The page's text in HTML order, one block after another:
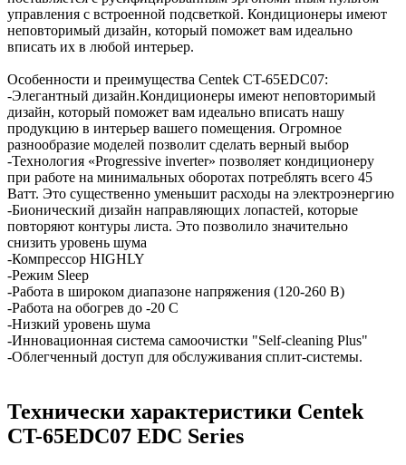
управления с встроенной подсветкой. Кондиционеры имеют
неповторимый дизайн, который поможет вам идеально
вписать их в любой интерьер.
Особенности и преимущества Centek CT-65EDC07:
-Элегантный дизайн.Кондиционеры имеют неповторимый
дизайн, который поможет вам идеально вписать нашу
продукцию в интерьер вашего помещения. Огромное
разнообразие моделей позволит сделать верный выбор
-Технология «Progressive inverter» позволяет кондиционеру
при работе на минимальных оборотах потреблять всего 45
Ватт. Это существенно уменьшит расходы на электроэнергию
-Бионический дизайн направляющих лопастей, которые
повторяют контуры листа. Это позволило значительно
снизить уровень шума
-Компрессор HIGHLY
-Режим Sleep
-Работа в широком диапазоне напряжения (120-260 В)
-Работа на обогрев до -20 C
-Низкий уровень шума
-Инновационная система самоочистки "Self-cleaning Plus"
-Облегченный доступ для обслуживания сплит-системы.
Технически характеристики Centek
CT-65EDC07 EDC Series